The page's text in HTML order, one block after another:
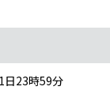
日23時59分